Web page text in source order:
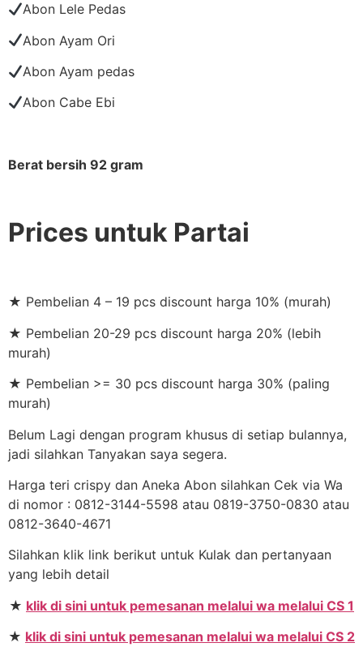
Abon Lele Pedas
Abon Ayam Ori
Abon Ayam pedas
Abon Cabe Ebi
Berat bersih 92 gram
Prices untuk Partai
★ Pembelian 4 – 19 pcs discount harga 10% (murah)
★ Pembelian 20-29 pcs discount harga 20% (lebih
murah)
★ Pembelian >= 30 pcs discount harga 30% (paling
murah)
Belum Lagi dengan program khusus di setiap bulannya,
jadi silahkan Tanyakan saya segera.
Harga teri crispy dan Aneka Abon silahkan Cek via Wa
di nomor : 0812-3144-5598 atau 0819-3750-0830 atau
0812-3640-4671
Silahkan klik link berikut untuk Kulak dan pertanyaan
yang lebih detail
★ klik di sini untuk pemesanan melalui wa melalui CS 1
★ klik di sini untuk pemesanan melalui wa melalui CS 2